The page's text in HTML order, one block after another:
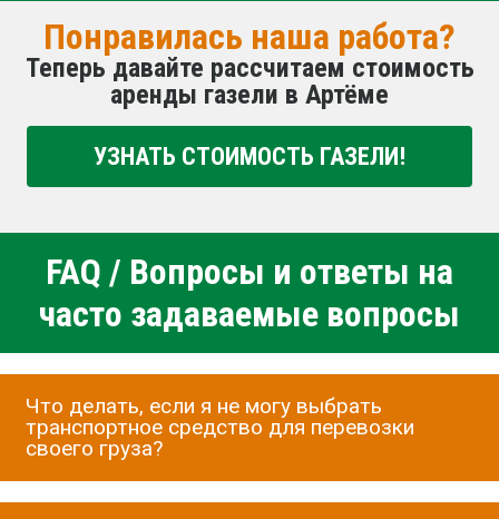
Понравилась наша работа?
Теперь давайте рассчитаем стоимость
аренды газели в Артёме
УЗНАТЬ СТОИМОСТЬ ГАЗЕЛИ!
FAQ / Вопросы и ответы на
часто задаваемые вопросы
Что делать, если я не могу выбрать
транспортное средство для перевозки
своего груза?